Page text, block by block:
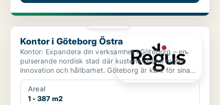
Kontor i Göteborg Östra
Kontor i Göteborg Östra
Kontor: Expandera din verksamhet i Göteborg – en
pulserande nordisk stad där kustens charm möter
innovation och hållbarhet. Göteborg är känt för sina
histori...
Areal
1 - 387 m2